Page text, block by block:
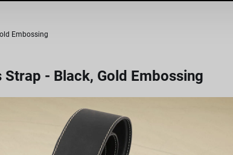
Embossing
- Black, Gold Embossing